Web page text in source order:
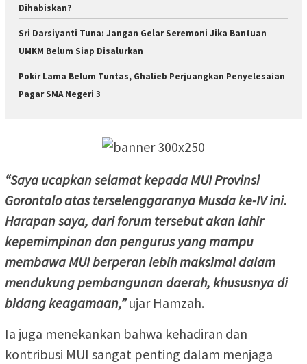
Dihabiskan?
Sri Darsiyanti Tuna: Jangan Gelar Seremoni Jika Bantuan
UMKM Belum Siap Disalurkan
Pokir Lama Belum Tuntas, Ghalieb Perjuangkan Penyelesaian
Pagar SMA Negeri 3
“Saya ucapkan selamat kepada MUI Provinsi
Gorontalo atas terselenggaranya Musda ke-IV ini.
Harapan saya, dari forum tersebut akan lahir
kepemimpinan dan pengurus yang mampu
membawa MUI berperan lebih maksimal dalam
mendukung pembangunan daerah, khususnya di
bidang keagamaan,”ujar Hamzah.
Ia juga menekankan bahwa kehadiran dan
kontribusi MUI sangat penting dalam menjaga